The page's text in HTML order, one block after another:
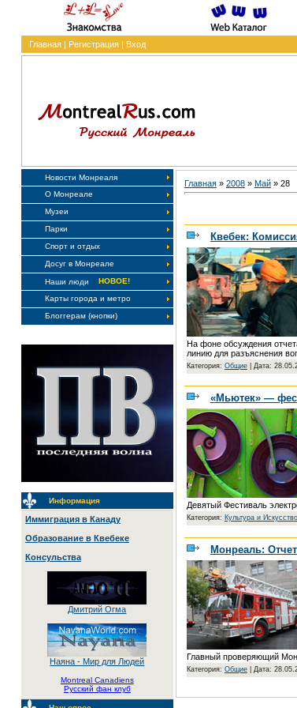
Главная| Регистрация| Вход
Новости Монреаля
О Монреале
Музеи
Парки
Спорт и отдых
Досуг в Монреале
Наши люди
НОВОЕ!
Карты города и метро
Блоггерам (кнопки)
Информация
Иммиграция в Канаду
Образование в Квебеке
Консульства
Дмитрий Огма
Наяна - Мир для Людей
Montreal Canadiens
Русский фан клуб
Главная» 2008 » Май » 28
Квебек:
На фоне обсуждения
линию для разъяснения
Категория: Общие| Дата:
«Мьютек» ―
Девятый Фестиваль
Категория: Культура и Искусство
Монреаль:
Главный проверяющий
Категория: Общие| Дата: